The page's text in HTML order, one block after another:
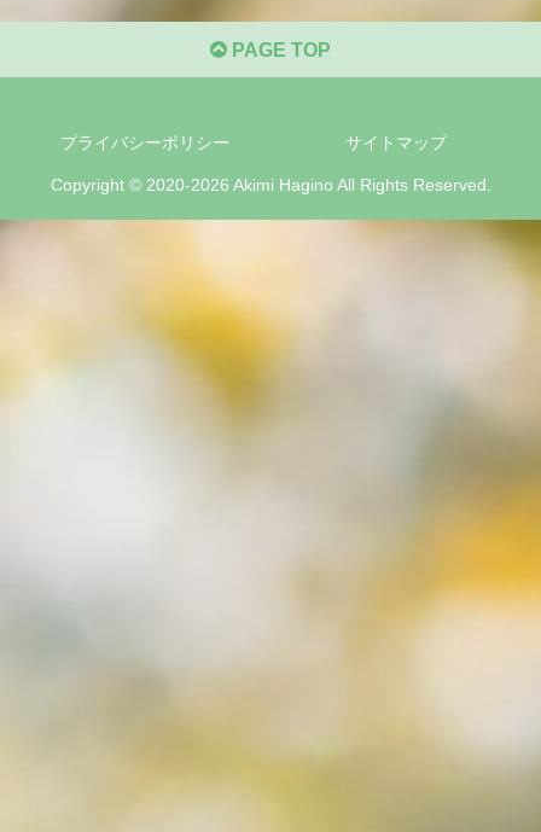
PAGE TOP
プライバシーポリシー サイトマップ
Copyright © 2020-2026 Akimi Hagino All Rights Reserved.